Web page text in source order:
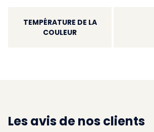
TEMPÉRATURE DE LA
COULEUR
Les avis de nos clients